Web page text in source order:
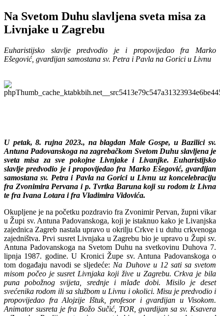
Na Svetom Duhu slavljena sveta misa za
Livnjake u Zagrebu
Euharistijsko slavlje predvodio je i propovijedao fra Marko
Ešegović, gvardijan samostana sv. Petra i Pavla na Gorici u Livnu
U petak, 8. rujna 2023., na blagdan Male Gospe, u Bazilici sv.
Antuna Padovanskoga na zagrebačkom Svetom Duhu slavljena je
sveta misa za sve pokojne Livnjake i Livanjke. Euharistijsko
slavlje predvodio je i propovijedao fra Marko Ešegović, gvardijan
samostana sv. Petra i Pavla na Gorici u Livnu uz koncelebraciju
fra Zvonimira Pervana i p. Tvrtka Baruna koji su rodom iz Livna
te fra Ivana Lotara i fra Vladimira Vidovića.
Okupljene je na početku pozdravio fra Zvonimir Pervan, župni vikar
u Župi sv. Antuna Padovanskoga, koji je istaknuo kako je Livanjska
zajednica Zagreb nastala upravo u okrilju Crkve i u duhu crkvenoga
zajedništva. Prvi susret Livnjaka u Zagrebu bio je upravo u Župi sv.
Antuna Padovanskoga na Svetom Duhu na svetkovinu Duhova 7.
lipnja 1987. godine. U Kronici Župe sv. Antuna Padovanskoga o
tom događaju navodi se sljedeće: Na Duhove u 12 sati sa svetom
misom počeo je susret Livnjaka koji žive u Zagrebu. Crkva je bila
puna pobožnog svijeta, srednje i mlađe dobi. Misilo je deset
svećenika rodom ili sa službom u Livnu i okolici. Misu je predvodio i
propovijedao fra Alojzije Ištuk, profesor i gvardijan u Visokom.
Animator susreta je fra Božo Sučić, TOR, gvardijan sa sv. Ksavera